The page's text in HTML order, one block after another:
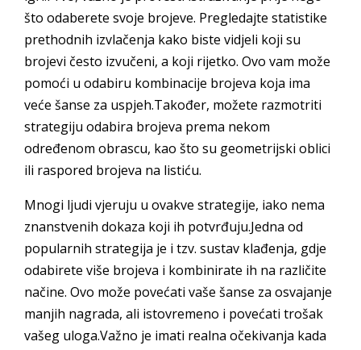
što odaberete svoje brojeve. Pregledajte statistike
prethodnih izvlačenja kako biste vidjeli koji su
brojevi često izvučeni, a koji rijetko. Ovo vam može
pomoći u odabiru kombinacije brojeva koja ima
veće šanse za uspjeh.Također, možete razmotriti
strategiju odabira brojeva prema nekom
određenom obrascu, kao što su geometrijski oblici
ili raspored brojeva na listiću.
Mnogi ljudi vjeruju u ovakve strategije, iako nema
znanstvenih dokaza koji ih potvrđuju.Jedna od
popularnih strategija je i tzv. sustav klađenja, gdje
odabirete više brojeva i kombinirate ih na različite
načine. Ovo može povećati vaše šanse za osvajanje
manjih nagrada, ali istovremeno i povećati trošak
vašeg uloga.Važno je imati realna očekivanja kada